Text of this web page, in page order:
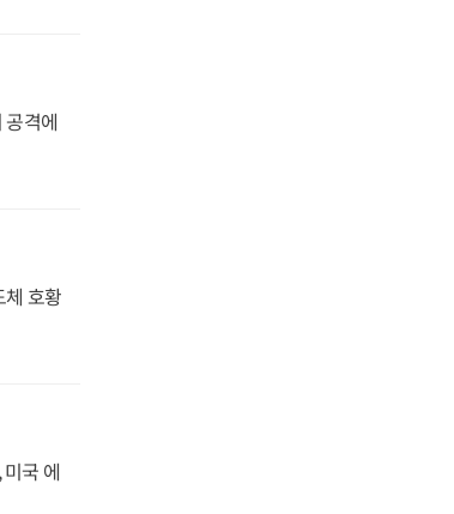
격에
체 호황
국 에